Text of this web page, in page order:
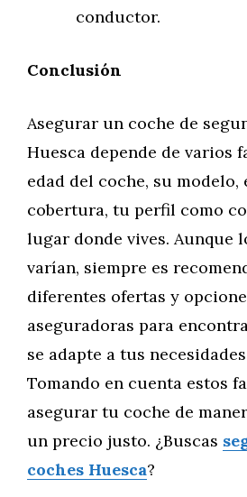
conductor.
Conclusión
Asegurar un coche de
Huesca depende de varios
edad del coche, su modelo,
cobertura, tu perfil como
lugar donde vives. Aunque
varían, siempre es
diferentes ofertas y
aseguradoras para
se adapte a tus
Tomando en cuenta estos
asegurar tu coche de
un precio justo. ¿Buscas
coches Huesca?